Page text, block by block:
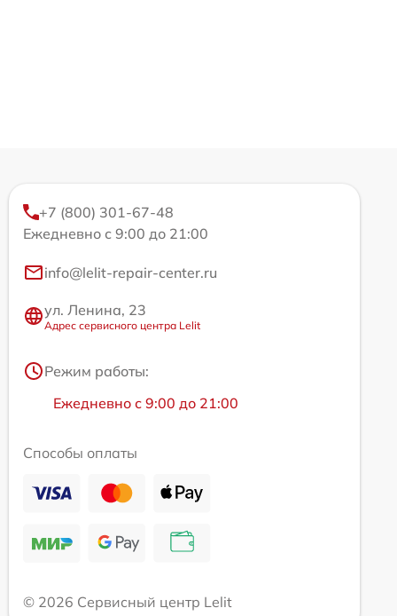
+7 (800) 301-67-48
Ежедневно с 9:00 до 21:00
info@lelit-repair-center.ru
ул. Ленина, 23
Адрес сервисного центра Lelit
Режим работы:
Ежедневно с 9:00 до 21:00
Способы оплаты
© 2026 Сервисный центр Lelit